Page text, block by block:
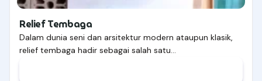
Relief Tembaga
Dalam dunia seni dan arsitektur modern ataupun klasik,
relief tembaga hadir sebagai salah satu…